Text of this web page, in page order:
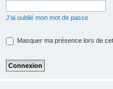
J’ai oublié mon mot de passe
Masquer ma présence lors de